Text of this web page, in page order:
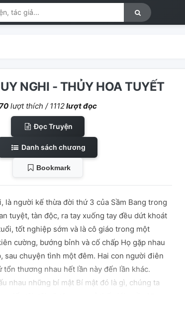
NGHI - THỦY HOA TUYẾT
lượt thích / 1112lượt đọc
Đọc Truyện
Danh sách chương
Bookmark
là người kế thừa đời thứ 3 của Sầm Bang trong
tuyệt, tàn độc, ra tay xuống tay đều dứt khoát
tốt nghiệp sớm và là cô giáo trong một
cường, bướng bỉnh và cố chấp Họ gặp nhau
sau chuyện tình một đêm. Hai con người điên
tổn thương nhau hết lần này đến lần khác.
nhau những bí mật Bí mật đó là gì, chúng ta